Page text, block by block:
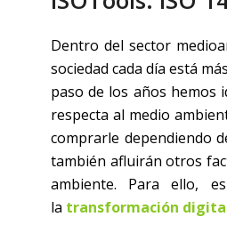
Dentro del sector
sociedad cada día está
paso de los años hemos
respecta al medio
comprarle dependiendo
también afluirán otros
ambiente. Para ello,
la transformación digital